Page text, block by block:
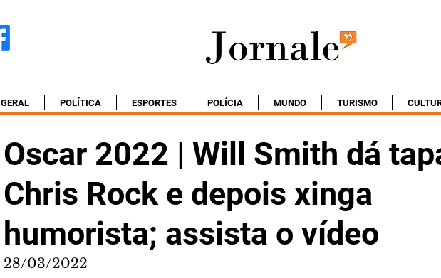
GERAL POLÍTICA ESPORTES POLÍCIA MUNDO TURISMO
Oscar 2022 | Will Smith dá
Chris Rock e depois xinga
humorista; assista o vídeo
28/03/2022